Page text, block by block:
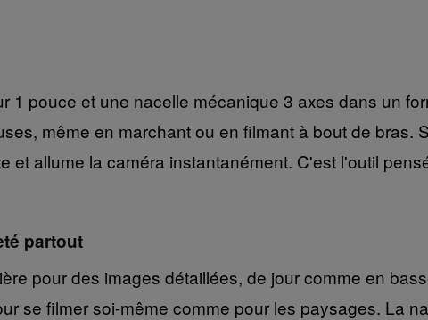
1 pouce et une nacelle mécanique 3 axes dans un
même en marchant ou en filmant à bout de bras.
et allume la caméra instantanément. C'est l'outil
partout
pour des images détaillées, de jour comme en
se filmer soi-même comme pour les paysages. La